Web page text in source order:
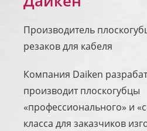
Производитель
резаков для кабеля
Компания Daiken
производит плоскогубцы
«профессионального» и
класса для заказчиков